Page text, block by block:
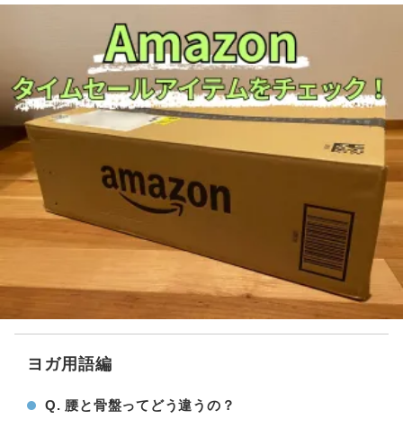
ヨガ用語編
Q. 腰と骨盤ってどう違うの？